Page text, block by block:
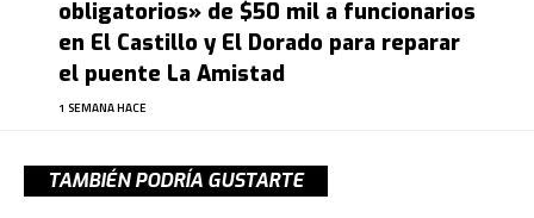
obligatorios» de $50 mil a funcionarios
en El Castillo y El Dorado para reparar
el puente La Amistad
1 SEMANA HACE
TAMBIÉN PODRÍA GUSTARTE